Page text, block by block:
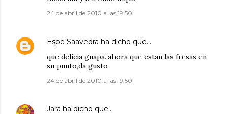
24 de abril de 2010 a las 19:50
Espe Saavedra ha dicho que…
que delicia guapa..ahora que estan las fresas en
su punto,da gusto
24 de abril de 2010 a las 19:50
Jara ha dicho que…